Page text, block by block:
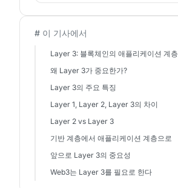
# 이 기사에서
Layer 3: 블록체인의 애플리케이션 계층
왜 Layer 3가 중요한가?
Layer 3의 주요 특징
Layer 1, Layer 2, Layer 3의 차이
Layer 2 vs Layer 3
기반 계층에서 애플리케이션 계층으로
앞으로 Layer 3의 중요성
Web3는 Layer 3를 필요로 한다